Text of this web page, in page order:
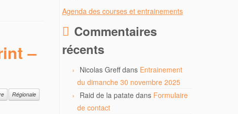
–
Régionale
Agenda des courses et entrainements
Commentaires
récents
Nicolas Greffdans Entrainement
du dimanche 30 novembre 2025
Raid de la patate dans Formulaire
de contact